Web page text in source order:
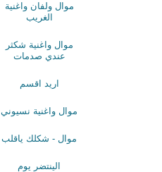
موال ولفان واغنية
الغريب
موال واغنية شكثر
عندي صدمات
اريد اقسم
موال واغنية نسيوني
موال - شكلك ياقلب
الينتضر يوم